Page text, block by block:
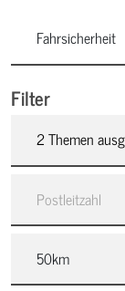
Filter
2 Themen